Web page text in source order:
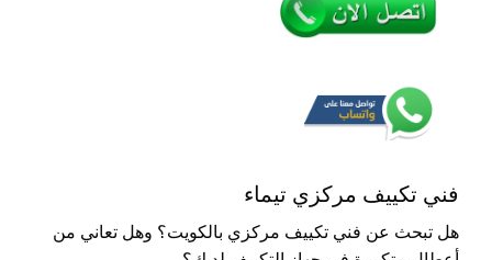
فني تكييف مركزي تيماء
هل تبحث عن فني تكييف مركزي بالكويت؟ وهل تعاني من